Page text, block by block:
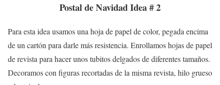
Postal de Navidad Idea # 2
Para esta idea usamos una hoja de papel de color, pegada encima
de un cartón para darle más resistencia. Enrollamos hojas de papel
de revista para hacer unos tubitos delgados de diferentes tamaños.
Decoramos con figuras recortadas de la misma revista, hilo grueso